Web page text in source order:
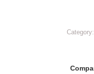
Category: